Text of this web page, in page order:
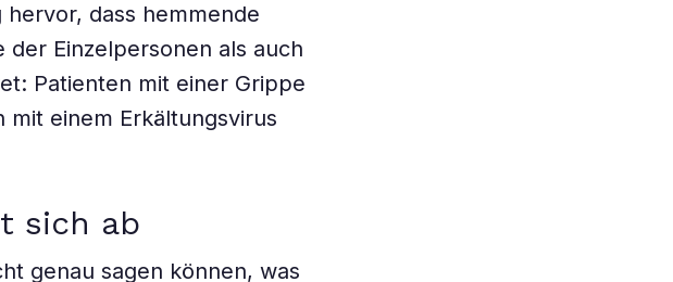
dass hemmende
Einzelpersonen als auch
Patienten mit einer Grippe
mit einem Erkältungsvirus
sich ab
genau sagen können, was